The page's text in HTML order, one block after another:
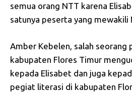
semua orang NTT karena
satunya peserta yang mewakili
Amber Kebelen, salah seorang
kabupaten Flores Timur
kepada Elisabet dan juga
pegiat literasi di kabupaten